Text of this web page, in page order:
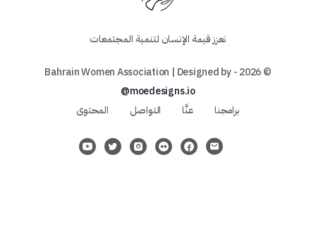
نعزز قيمة الإنسان لتنمية المجتمعات
@moedesigns.io
برامجنا
التواصل المحتوى